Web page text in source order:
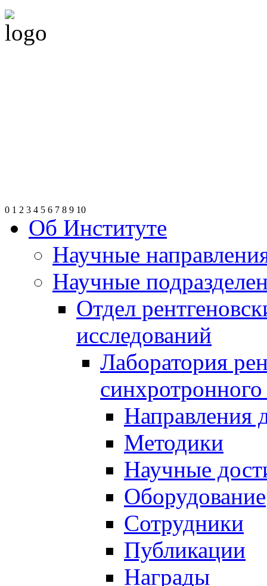
0 1 2 3 4 5 6 7 8 9 10
Об Институте
Научные
Научные
Отдел
исследований
Лаборатория
Направления
Методики
Научные
Оборудование
Сотрудники
Публикации
Награды